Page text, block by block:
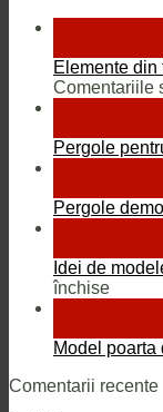
Elemente din
Comentariile
Pergole
Pergole
Idei de
închisepentru
tabla
Model poarta
Comentarii recente